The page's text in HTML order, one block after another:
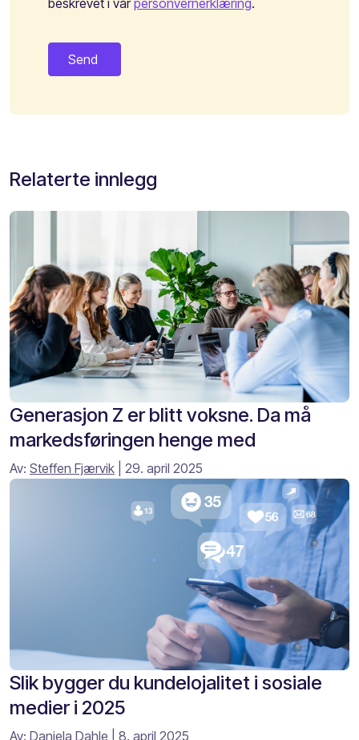
beskrevet i vårpersonvernerklæring.
Relaterte innlegg
Generasjon Z er blitt voksne. Da må
markedsføringen henge med
Av: Steffen Fjærvik | 29. april 2025
Slik bygger du kundelojalitet i sosiale
medier i 2025
Av: Daniela Dahle | 8. april 2025